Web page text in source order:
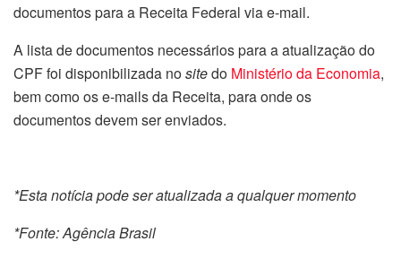
documentos para a Receita Federal via e-mail.
A lista de documentos necessários para a atualização do
CPF foi disponibilizada nositedo Ministério da Economia,
bem como os e-mails da Receita, para onde os
documentos devem ser enviados.
*Esta notícia pode ser atualizada a qualquer momento
*Fonte: Agência Brasil